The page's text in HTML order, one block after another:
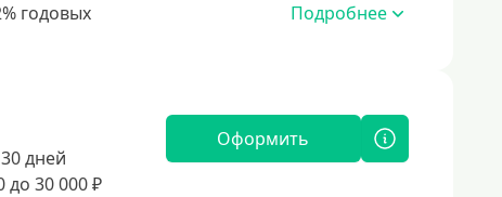
Подробнее
дней
до 30 000 ₽
Оформить